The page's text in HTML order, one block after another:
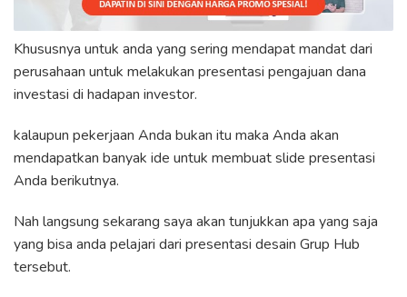
Khususnya untuk anda yang sering mendapat mandat dari
perusahaan untuk melakukan presentasi pengajuan dana
investasi di hadapan investor.
kalaupun pekerjaan Anda bukan itu maka Anda akan
mendapatkan banyak ide untuk membuat slide presentasi
Anda berikutnya.
Nah langsung sekarang saya akan tunjukkan apa yang saja
yang bisa anda pelajari dari presentasi desain Grup Hub
tersebut.